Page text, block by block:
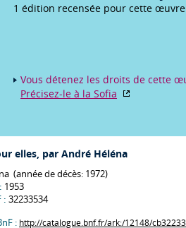
1 édition recensée pour cette œuvre
Vous détenez les droits de cette
Précisez-le à la Sofia
elles, par André Héléna
(année de décès: 1972)
1953
: 32233534
: http://catalogue.bnf.fr/ark:/12148/